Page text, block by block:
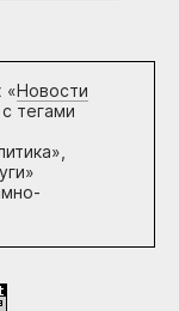
«Новости
с тегами